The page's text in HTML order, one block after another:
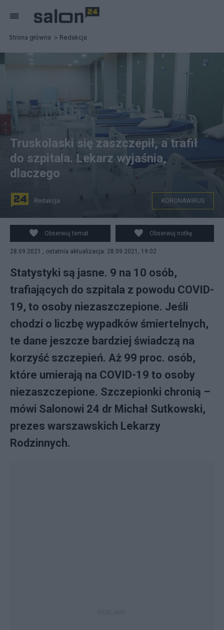
Strona główna Redakcja
Truskolaski się zaszczepił, a trafił
do szpitala. Lekarz wyjaśnia,
dlaczego
Redakcja KORONAWIRUS
Obserwuj temat Obserwuj notkę
28.09.2021 , ostatnia aktualizacja: 28.09.2021, 19:02
Statystyki są jasne. 9 na 10 osób,
trafiających do szpitala z powodu COVID-
19, to osoby niezaszczepione. Jeśli
chodzi o liczbę wypadków śmiertelnych,
te dane jeszcze bardziej świadczą na
korzyść szczepień. Aż 99 proc. osób,
które umierają na COVID-19 to osoby
niezaszczepione. Szczepionki chronią –
mówi Salonowi 24 dr Michał Sutkowski,
prezes warszawskich Lekarzy
Rodzinnych.